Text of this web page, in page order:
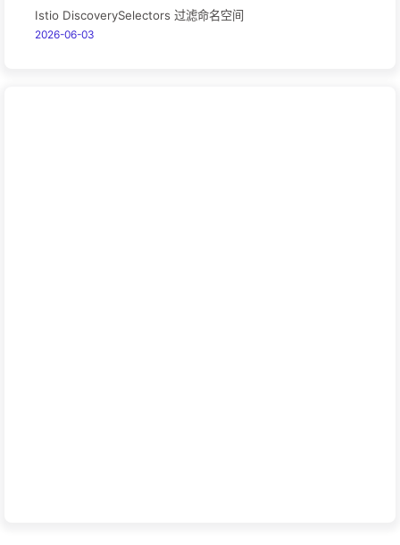
Istio DiscoverySelectors 过滤命名空间
2026-06-03